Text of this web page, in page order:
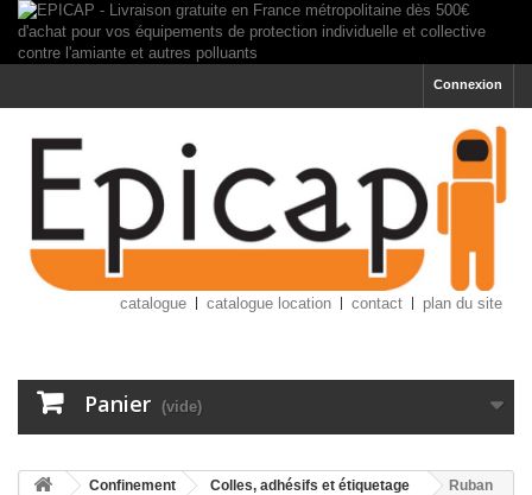
Connexion
catalogue catalogue location contact plan du site
Panier (vide)
Confinement Colles, adhésifs et étiquetage
Ruban